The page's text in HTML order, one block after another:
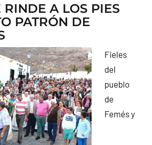
RINDE A LOS PIES
PATRÓN DE
Fieles
del
pueblo
de
Femés y